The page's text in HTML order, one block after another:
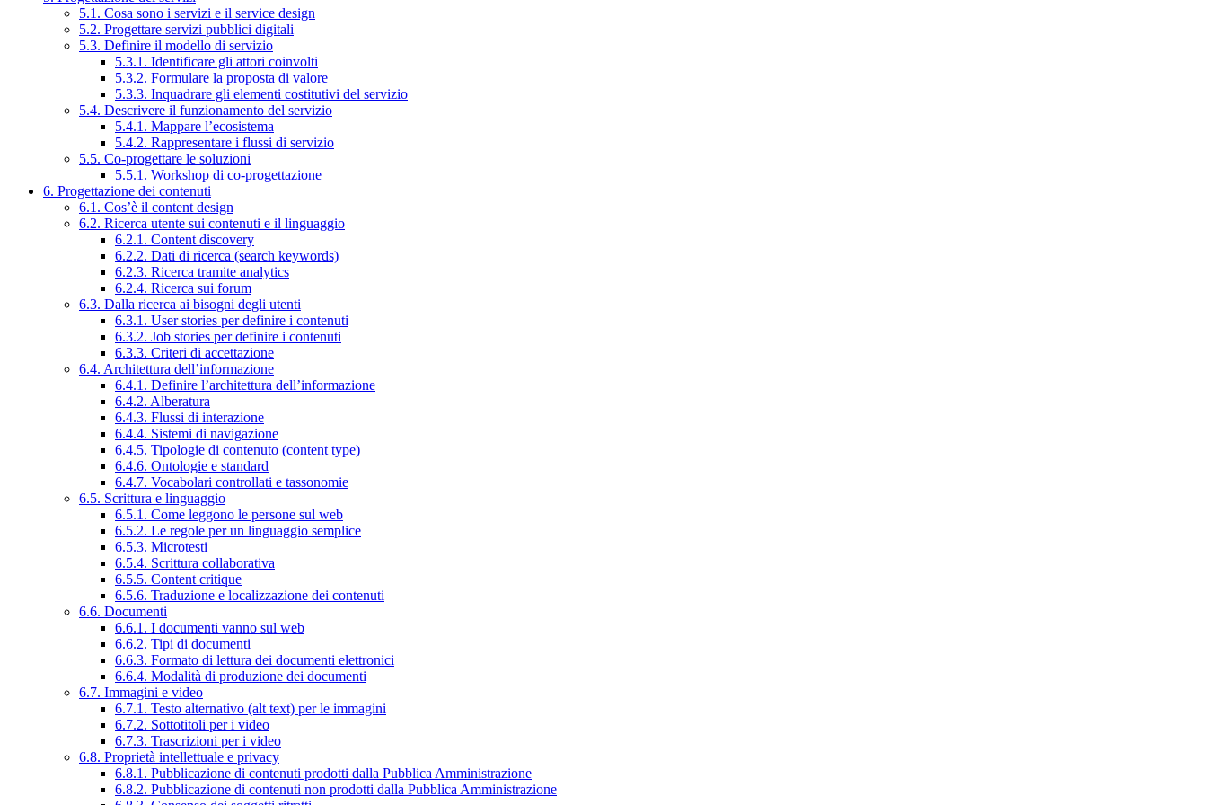
5.1. Cosa sono i servizi e il service design
5.2. Progettare servizi pubblici digitali
5.3. Definire il modello di servizio
5.3.1. Identificare gli attori coinvolti
5.3.2. Formulare la proposta di valore
5.3.3. Inquadrare gli elementi costitutivi del servizio
5.4. Descrivere il funzionamento del servizio
5.4.1. Mappare l’ecosistema
5.4.2. Rappresentare i flussi di servizio
5.5. Co-progettare le soluzioni
5.5.1. Workshop di co-progettazione
6. Progettazione dei contenuti
6.1. Cos’è il content design
6.2. Ricerca utente sui contenuti e il linguaggio
6.2.1. Content discovery
6.2.2. Dati di ricerca (search keywords)
6.2.3. Ricerca tramite analytics
6.2.4. Ricerca sui forum
6.3. Dalla ricerca ai bisogni degli utenti
6.3.1. User stories per definire i contenuti
6.3.2. Job stories per definire i contenuti
6.3.3. Criteri di accettazione
6.4. Architettura dell’informazione
6.4.1. Definire l’architettura dell’informazione
6.4.2. Alberatura
6.4.3. Flussi di interazione
6.4.4. Sistemi di navigazione
6.4.5. Tipologie di contenuto (content type)
6.4.6. Ontologie e standard
6.4.7. Vocabolari controllati e tassonomie
6.5. Scrittura e linguaggio
6.5.1. Come leggono le persone sul web
6.5.2. Le regole per un linguaggio semplice
6.5.3. Microtesti
6.5.4. Scrittura collaborativa
6.5.5. Content critique
6.5.6. Traduzione e localizzazione dei contenuti
6.6. Documenti
6.6.1. I documenti vanno sul web
6.6.2. Tipi di documenti
6.6.3. Formato di lettura dei documenti elettronici
6.6.4. Modalità di produzione dei documenti
6.7. Immagini e video
6.7.1. Testo alternativo (alt text) per le immagini
6.7.2. Sottotitoli per i video
6.7.3. Trascrizioni per i video
6.8. Proprietà intellettuale e privacy
6.8.1. Pubblicazione di contenuti prodotti dalla Pubblica Amministrazione
6.8.2. Pubblicazione di contenuti non prodotti dalla Pubblica Amministrazione